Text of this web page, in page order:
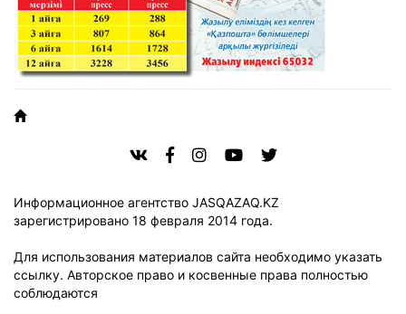
Информационное агентство JASQAZAQ.KZ
зарегистрировано 18 февраля 2014 года.
Для использования материалов сайта необходимо указать
ссылку. Авторское право и косвенные права полностью
соблюдаются